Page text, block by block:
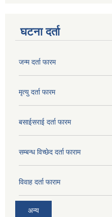
घटना दर्ता
जन्म दर्ता फारम
मृत्यु दर्ता फारम
बसाईसराई दर्ता फारम
सम्बन्ध विच्छेद दर्ता फाराम
विवाह दर्ता फाराम
अन्य